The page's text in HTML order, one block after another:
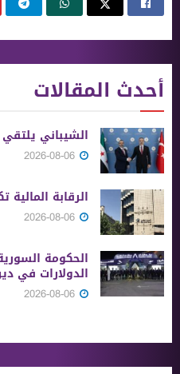
أحدث المقالات
الشيباني
الرقابة
الحكومة
الدولارات في